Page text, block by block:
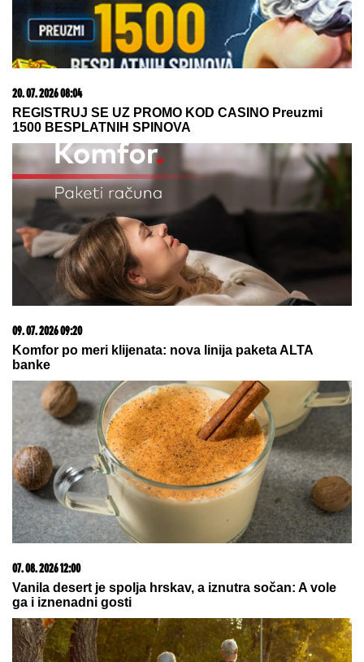
inteligencija stvorila 16 virusa
OVAJ DEO SRBIJE:Spremite se za
grmljavinu i udare jakog vetra
RHMZ SE OGLASIO NAJNOVIJIMMERENjEM:
Najviša temperatura 38, a najniža samo 19 stepeni
Celzijusa
Odlazak sa "Marakane": Stigao kao
veliko pojačanje, a posle godinu
dana ide iz Zvezde
SNIMA SE DOK NAMEŠTA KUPAĆI,
MUŠKARCIMA NIJE DOBRO!
um: "Uspostavila kontakt sa telom"
(FOTO)